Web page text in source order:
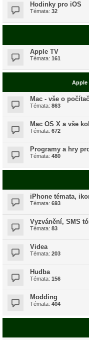
Hodinky pro iOS
Témata: 32
Apple TV
Témata: 161
Apple
Mac - vše o
Témata: 863
Mac OS X a vše
Témata: 672
Programy a hry
Témata: 480
iPhone témata,
Témata: 693
Vyzvánění, SMS
Témata: 83
Videa
Témata: 203
Hudba
Témata: 156
Modding
Témata: 404